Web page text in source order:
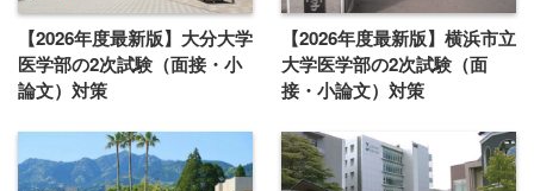
【2026年度最新版】大分大学
医学部の2次試験（面接・小
論文）対策
【2026年度最新版】横浜市立
大学医学部の2次試験（面
接・小論文）対策